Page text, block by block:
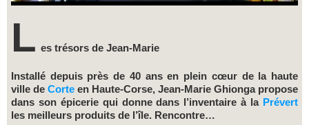
L es trésors de Jean-Marie
Installé depuis près de 40 ans en plein cœur de la haute
ville de Corte en Haute-Corse, Jean-Marie Ghionga propose
dans son épicerie qui donne dans l’inventaire à laPrévert
les meilleurs produits de l’île. Rencontre…